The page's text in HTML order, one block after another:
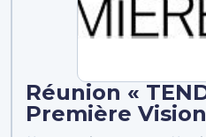
Réunion «
Première Vision